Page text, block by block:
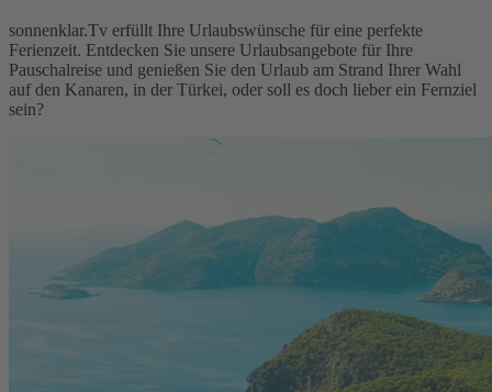
sonnenklar.Tv erfüllt Ihre Urlaubswünsche für eine perfekte
Ferienzeit. Entdecken Sie unsere Urlaubsangebote für Ihre
Pauschalreise und genießen Sie den Urlaub am Strand Ihrer Wahl
auf den Kanaren, in der Türkei, oder soll es doch lieber ein Fernziel
sein?